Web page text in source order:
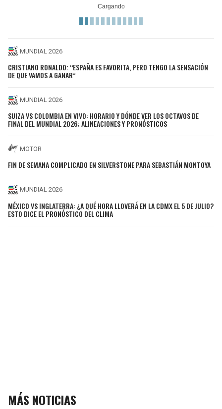
MUNDIAL 2026
CRISTIANO RONALDO: “ESPAÑA ES FAVORITA, PERO TENGO LA SENSACIÓN
DE QUE VAMOS A GANAR”
MUNDIAL 2026
SUIZA VS COLOMBIA EN VIVO: HORARIO Y DÓNDE VER LOS OCTAVOS DE
FINAL DEL MUNDIAL 2026; ALINEACIONES Y PRONÓSTICOS
MOTOR
FIN DE SEMANA COMPLICADO EN SILVERSTONE PARA SEBASTIÁN MONTOYA
MUNDIAL 2026
MÉXICO VS INGLATERRA: ¿A QUÉ HORA LLOVERÁ EN LA CDMX EL 5 DE JULIO?
ESTO DICE EL PRONÓSTICO DEL CLIMA
MÁS NOTICIAS